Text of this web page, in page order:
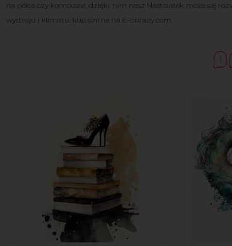
na półce czy komodzie, dzięki nim nasz Nastolatek może się
wystroju i klimatu, kup online na E-obrazy.com
1